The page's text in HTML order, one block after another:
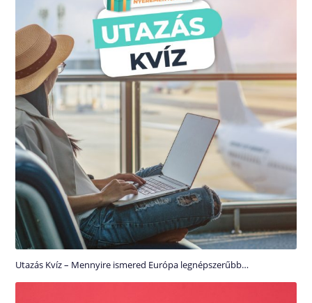
Utazás Kvíz – Mennyire ismered Európa legnépszerűbb…